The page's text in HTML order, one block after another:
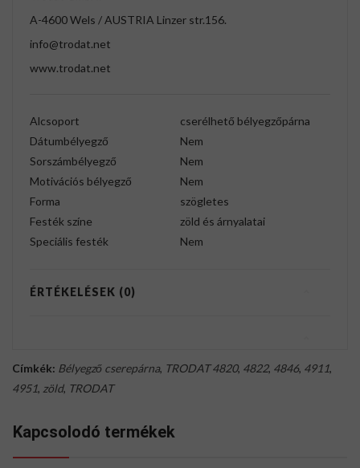
A-4600 Wels / AUSTRIA Linzer str.156.
info@trodat.net
www.trodat.net
Alcsoport
cserélhető bélyegzőpárna
Dátumbélyegző
Nem
Sorszámbélyegző
Nem
Motivációs bélyegző
Nem
Forma
szögletes
Festék színe
zöld és árnyalatai
Speciális festék
Nem
ÉRTÉKELÉSEK (0)
Címkék: Bélyegző cserepárna, TRODAT 4820, 4822, 4846, 4911,
4951, zöld, TRODAT
Kapcsolodó termékek